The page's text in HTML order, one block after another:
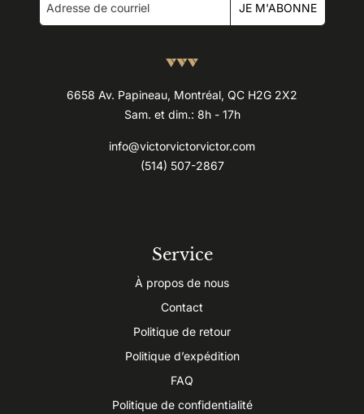
JE M'ABONNE
6658 Av. Papineau, Montréal, QC H2G 2X2
Sam. et dim.: 8h - 17h
info@victorvictorvictor.com
(514) 507-2867
Service
À propos de nous
Contact
Politique de retour
Politique d’expédition
FAQ
Politique de confidentialité